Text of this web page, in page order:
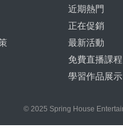
近期熱門
正在促銷
最新活動
免費直播課程
學習作品展示
© 2025 Spring House